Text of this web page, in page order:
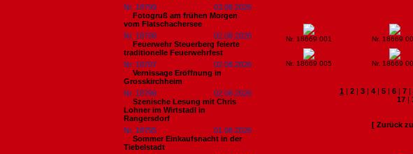
Nr. 18799
03.08.2026
Fotogruß am frühen Morgen
vom Flatschachersee
Nr. 18798
02.08.2026
Feuerwehr Steuerberg feierte
traditionelle Feuerwehrfest
Nr. 18797
02.08.2026
Vernissage Eröffnung in
Grosskirchheim
Nr. 18796
02.08.2026
Szenische Lesung mit Chris
Lohner im Wirtstadl in
Rangersdorf
Nr. 18795
01.08.2026
Sommer Einkaufsnacht in der
Tiebelstadt
Nr. 18669 001 Nr. 18669
Nr. 18669 005 Nr. 18669
1 | 2 | 3 | 4 | 5 | 6 | 7 |
17|
[ Zurück